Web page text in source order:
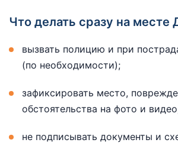
Что делать сразу на месте
вызвать полицию и при
(по необходимости);
зафиксировать место,
обстоятельства на фото и
не подписывать документы и